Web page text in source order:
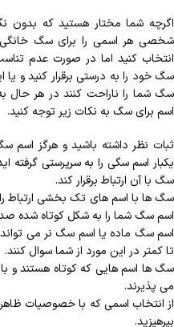
اگرچه شما مختار هستید که بدون
شخصی هر اسمی را برای سگ
انتخاب کنید اما در صورت عدم
سگ خود را به درستی برقرار کنید و یا
سگ شما را ناراحت کنند در هر حال
اسم برای سگ به نکات زیر توجه کنید.
ثبات نظر داشته باشید و هرگز اسم
یکبار اسم سگی را به سرپرستی
سگ با آن ارتباط برقرار کند.
سگ ها با اسم های تک بخشی ارتباط
اسم سگ شما را به شکل کوتاه شده
اسم سگ ماده یا اسم سگ نر می
تا کمتر در این مورد از شما سوال کنند.
سگ ها اسم هایی که کوتاه هستند و
می پذیرند.
از انتخاب اسمی که با خصوصیات
بپرهیزید.